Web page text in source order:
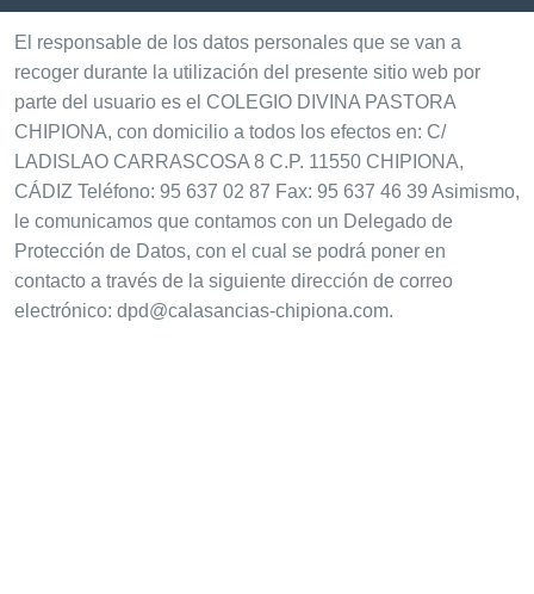
El responsable de los datos personales que se van a
recoger durante la utilización del presente sitio web por
parte del usuario es el COLEGIO DIVINA PASTORA
CHIPIONA, con domicilio a todos los efectos en: C/
LADISLAO CARRASCOSA 8 C.P. 11550 CHIPIONA,
CÁDIZ Teléfono: 95 637 02 87 Fax: 95 637 46 39 Asimismo,
le comunicamos que contamos con un Delegado de
Protección de Datos, con el cual se podrá poner en
contacto a través de la siguiente dirección de correo
electrónico: dpd@calasancias-chipiona.com.